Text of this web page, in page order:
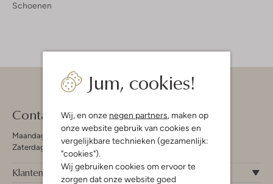
Jum, cookies!
Wij, en onze negen partners , maken op
onze website gebruik van cookies en
vergelijkbare technieken (gezamenlijk:
"cookies").
Wij gebruiken cookies om ervoor te
zorgen dat onze website goed
Schoenen
Contact
Maandag - Vrijdag 09:00 - 19:00 uur
Zaterdag 09:00 - 17:00 uur
Klantenservice